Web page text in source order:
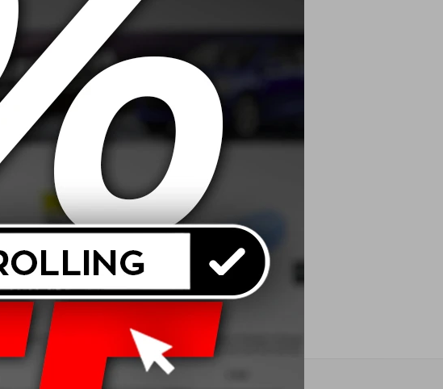
Mobil ATF D/M Fluido De
Transmisión 1L
16,00